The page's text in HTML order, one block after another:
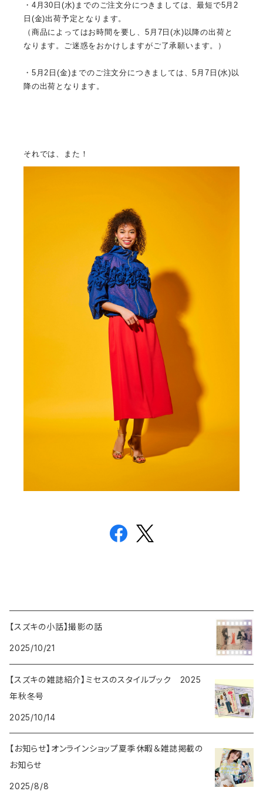
・4月30日(水)までのご注文分につきましては、最短で5月2
日(金)出荷予定となります。
（商品によってはお時間を要し、5月7日(水) 以降の出荷と
なります。ご迷惑をおかけしますがご了承願います。）
・5月2日(金)までのご注文分につきましては、5月7日(水) 以
降の出荷となります。
それでは、また！
【スズキの小話】撮影の話
2025/10/21
【スズキの雑誌紹介】ミセスのスタイルブック 2025
年秋冬号
2025/10/14
【お知らせ】オンラインショップ夏季休暇＆雑誌掲載の
お知らせ
2025/8/8